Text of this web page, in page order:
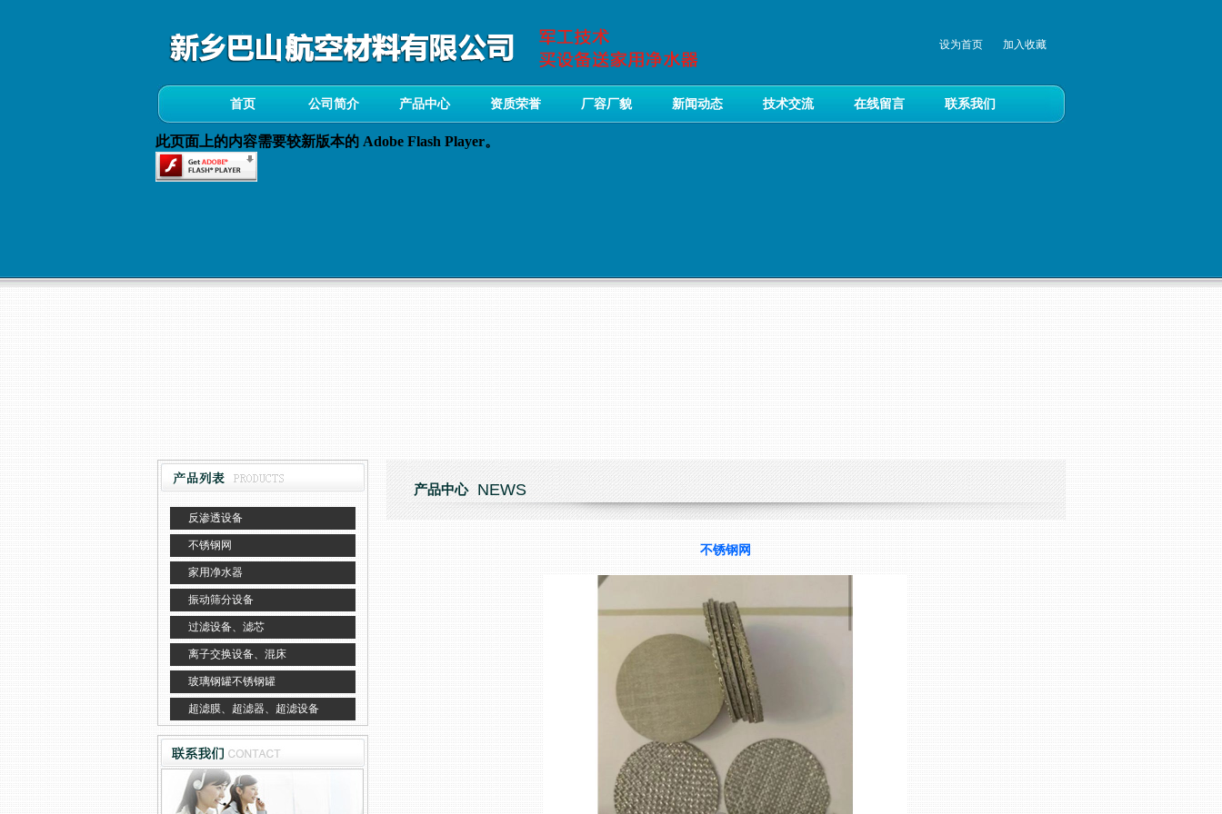
设为首页 加入收藏
首页 公司简介 产品中心 资质荣誉 厂容厂貌 新闻动态 技术交流 在线留言 联系我们
此页面上的内容需要较新版本的 Adobe Flash Player。
反渗透设备
不锈钢网
家用净水器
振动筛分设备
过滤设备、滤芯
离子交换设备、混床
玻璃钢罐不锈钢罐
超滤膜、超滤器、超滤设备
产品中心 NEWS
不锈钢网